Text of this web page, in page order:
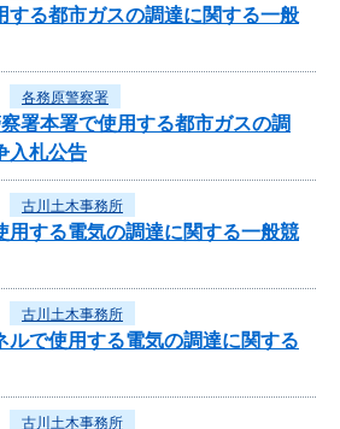
する都市ガスの調達に関する一般
各務原警察署
署本署で使用する都市ガスの調
入札公告
古川土木事務所
用する電気の調達に関する一般競
古川土木事務所
ルで使用する電気の調達に関する
古川土木事務所